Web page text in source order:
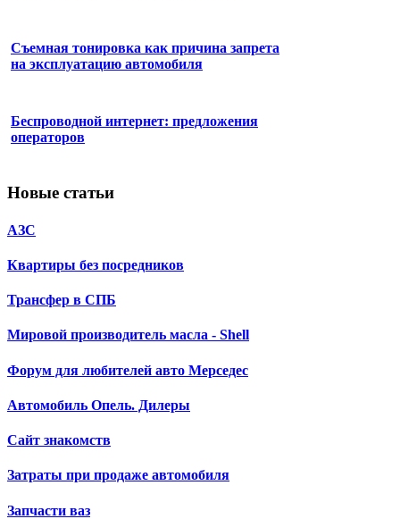
Съемная тонировка как причина запрета
на эксплуатацию автомобиля
Беспроводной интернет: предложения
операторов
Новые статьи
АЗС
Квартиры без посредников
Трансфер в СПБ
Мировой производитель масла - Shell
Форум для любителей авто Мерседес
Автомобиль Опель. Дилеры
Сайт знакомств
Затраты при продаже автомобиля
Запчасти ваз